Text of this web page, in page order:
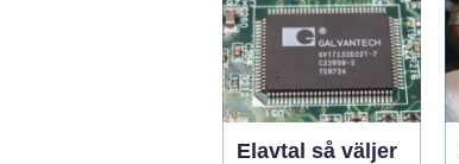
Elavtal så väljer